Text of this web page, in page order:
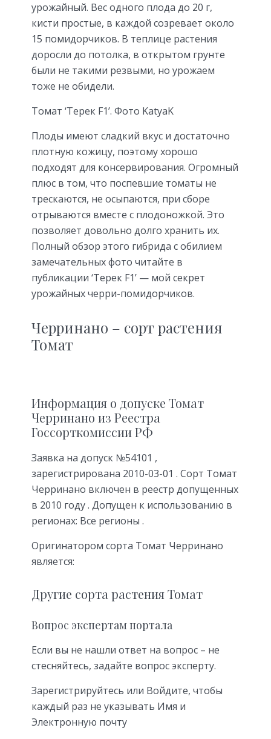
урожайный. Вес одного плода до 20 г,
кисти простые, в каждой созревает около
15 помидорчиков. В теплице растения
доросли до потолка, в открытом грунте
были не такими резвыми, но урожаем
тоже не обидели.
Томат ‘Терек F1’. Фото KatyaK
Плоды имеют сладкий вкус и достаточно
плотную кожицу, поэтому хорошо
подходят для консервирования. Огромный
плюс в том, что поспевшие томаты не
трескаются, не осыпаются, при сборе
отрываются вместе с плодоножкой. Это
позволяет довольно долго хранить их.
Полный обзор этого гибрида с обилием
замечательных фото читайте в
публикации ‘Терек F1’ — мой секрет
урожайных черри-помидорчиков.
Черринано – сорт растения
Томат
Информация о допуске Томат
Черринано из Реестра
Госсорткомиссии РФ
Заявка на допуск №54101 ,
зарегистрирована 2010-03-01 . Сорт Томат
Черринано включен в реестр допущенных
в 2010 году . Допущен к использованию в
регионах: Все регионы .
Оригинатором сорта Томат Черринано
является:
Другие сорта растения Томат
Вопрос экспертам портала
Если вы не нашли ответ на вопрос – не
стесняйтесь, задайте вопрос эксперту.
Зарегистрируйтесь или Войдите, чтобы
каждый раз не указывать Имя и
Электронную почту